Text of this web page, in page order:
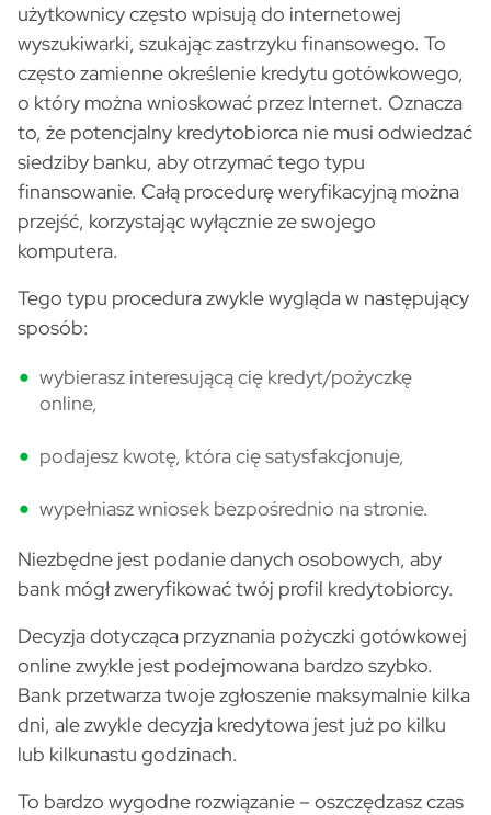
użytkownicy często wpisują do internetowej
wyszukiwarki, szukając zastrzyku finansowego. To
często zamienne określenie kredytu gotówkowego,
o który można wnioskować przez Internet. Oznacza
to, że potencjalny kredytobiorca nie musi odwiedzać
siedziby banku, aby otrzymać tego typu
finansowanie. Całą procedurę weryfikacyjną można
przejść, korzystając wyłącznie ze swojego
komputera.
Tego typu procedura zwykle wygląda w następujący
sposób:
wybierasz interesującą cię kredyt/pożyczkę
online,
podajesz kwotę, która cię satysfakcjonuje,
wypełniasz wniosek bezpośrednio na stronie.
Niezbędne jest podanie danych osobowych, aby
bank mógł zweryfikować twój profil kredytobiorcy.
Decyzja dotycząca przyznania pożyczki gotówkowej
online zwykle jest podejmowana bardzo szybko.
Bank przetwarza twoje zgłoszenie maksymalnie kilka
dni, ale zwykle decyzja kredytowa jest już po kilku
lub kilkunastu godzinach.
To bardzo wygodne rozwiązanie – oszczędzasz czas